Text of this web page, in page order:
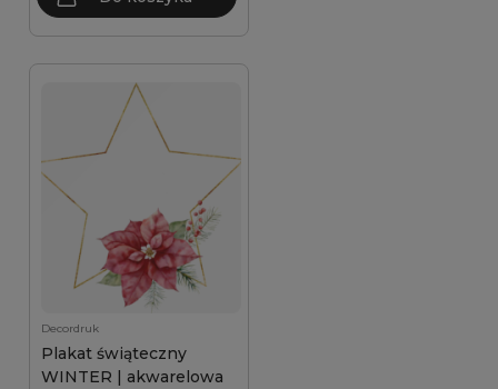
Decordruk
Plakat świąteczny
WINTER | akwarelowa